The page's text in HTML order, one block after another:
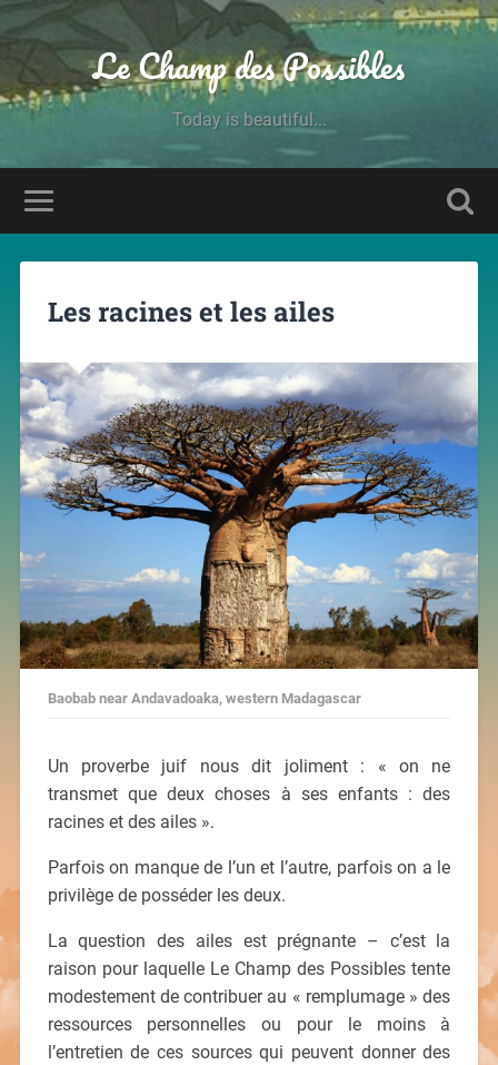
Le Champ des Possibles
Today is beautiful...
Les racines et les ailes
Baobab near Andavadoaka, western Madagascar
Un proverbe juif nous dit joliment : « on ne
transmet que deux choses à ses enfants : des
racines et des ailes ».
Parfois on manque de l’un et l’autre, parfois on a le
privilège de posséder les deux.
La question des ailes est prégnante – c’est la
raison pour laquelle Le Champ des Possibles tente
modestement de contribuer au « remplumage » des
ressources personnelles ou pour le moins à
l’entretien de ces sources qui peuvent donner des